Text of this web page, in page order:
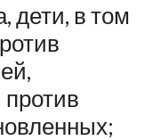
дети, в том